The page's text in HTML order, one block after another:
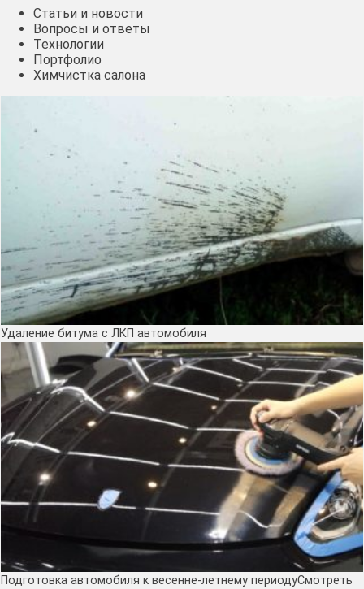
Статьи и новости
Вопросы и ответы
Технологии
Портфолио
Химчистка салона
Удаление битума с ЛКП автомобиля
Подготовка автомобиля к весенне-летнему периодуСмотреть